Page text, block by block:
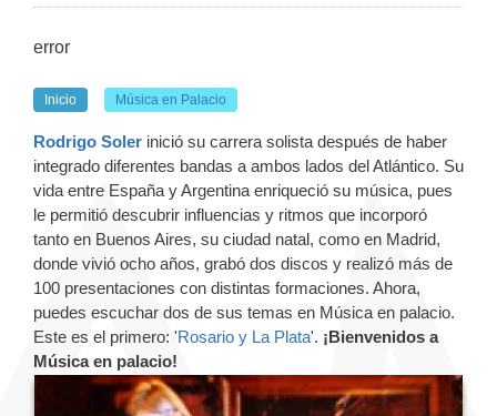
error
Inicio Música en Palacio
Rodrigo Soler inició su carrera solista después de haber
integrado diferentes bandas a ambos lados del Atlántico. Su
vida entre España y Argentina enriqueció su música, pues
le permitió descubrir influencias y ritmos que incorporó
tanto en Buenos Aires, su ciudad natal, como en Madrid,
donde vivió ocho años, grabó dos discos y realizó más de
100 presentaciones con distintas formaciones. Ahora,
puedes escuchar dos de sus temas en Música en palacio.
Este es el primero: 'Rosario y La Plata'. ¡Bienvenidos a
Música en palacio!